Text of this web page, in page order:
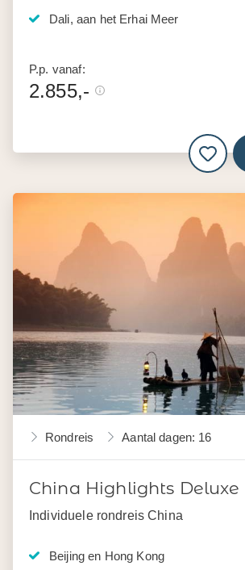
Dali, aan het Erhai Meer
P.p. vanaf:
2.855,-
Rondreis Aantal dagen: 16
China Highlights Deluxe
Individuele rondreis China
Beijing en Hong Kong